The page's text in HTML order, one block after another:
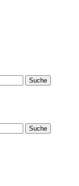
Suche
Suche